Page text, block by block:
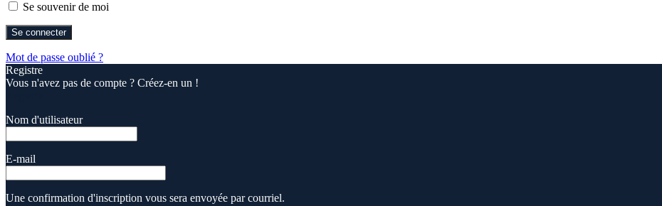
Se souvenir de moi
Mot de passe oublié ?
Registre
Vous n'avez pas de compte ? Créez-en un !
Nom d'utilisateur
E-mail
Une confirmation d'inscription vous sera envoyée par courriel.